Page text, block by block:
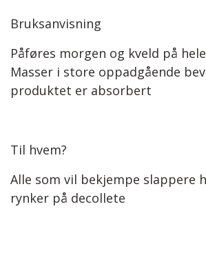
Bruksanvisning
Påføres morgen og kveld på
Masser i store oppadgående
produktet er absorbert
Til hvem?
Alle som vil bekjempe slappere
rynker på decollete